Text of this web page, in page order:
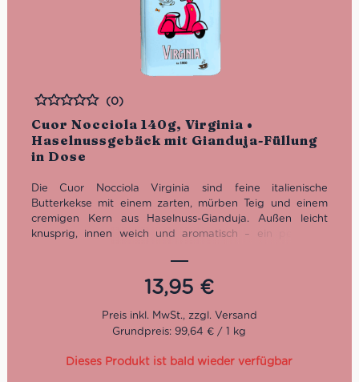
Cuor Nocciola 140g, Virginia •
Haselnussgebäck mit Gianduja-Füllung
in Dose
Bewertet
(0)
Die Cuor Nocciola Virginia sind feine italienische
Butterkekse mit einem zarten, mürben Teig und einem
cremigen Kern aus Haselnuss-Gianduja. Außen leicht
knusprig, innen weich und aromatisch – ein perfektes
Sassello nach traditioneller Rezeptur, vereinen sie
italienische Patisserie-Kunst mit eleganter Präsentation in
einer dekorativen Dose.13,95 €
Grundpreis: 99,64 € / 1 kg
Dieses Produkt ist bald wieder verfügbar